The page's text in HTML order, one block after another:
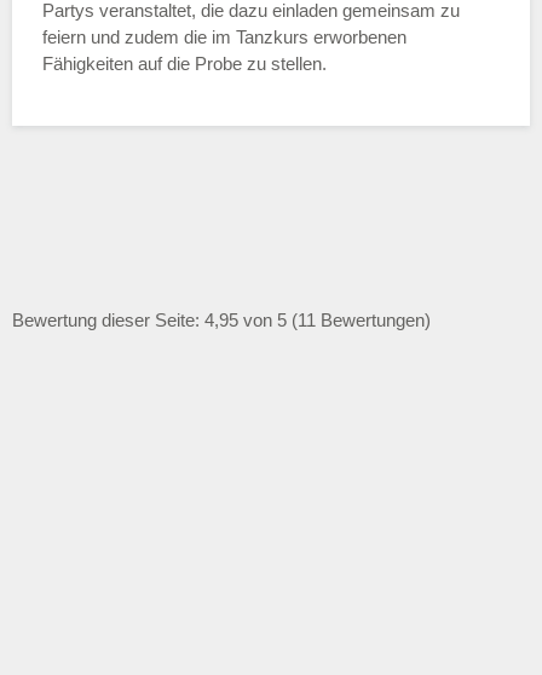
Partys veranstaltet, die dazu einladen gemeinsam zu
feiern und zudem die im Tanzkurs erworbenen
Fähigkeiten auf die Probe zu stellen.
Bewertung dieser Seite: 4,95 von 5 (11 Bewertungen)